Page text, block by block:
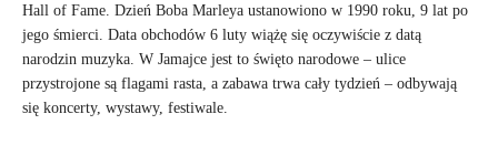
Hall of Fame. Dzień Boba Marleya ustanowiono w 1990 roku, 9 lat po
jego śmierci. Data obchodów 6 luty wiążę się oczywiście z datą
narodzin muzyka. W Jamajce jest to święto narodowe – ulice
przystrojone są flagami rasta, a zabawa trwa cały tydzień – odbywają
się koncerty, wystawy, festiwale.